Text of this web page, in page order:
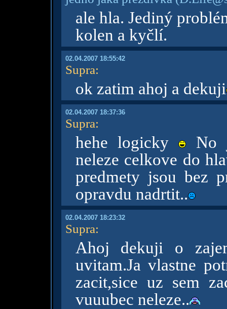
ale hla. Jediný
kolen a kyčlí.
02.04.2007 18:55:42
Supra:
ok zatim ahoj a dekuji
02.04.2007 18:37:36
Supra:
hehe logicky
No
neleze celkove do
predmety jsou bez
opravdu nadrtit..
02.04.2007 18:23:32
Supra:
Ahoj dekuji o
uvitam.Ja vlastne
zacit,sice uz sem
vuuubec neleze..